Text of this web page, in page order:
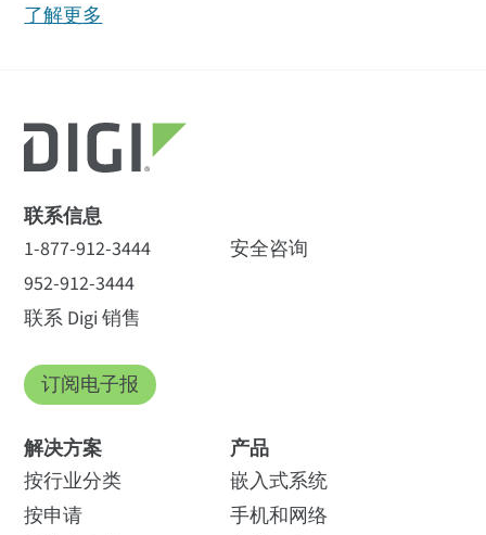
了解更多
全部 (28) S2C 套件
发展委员会
(3)
S2C 套件
Digi XBee Zigbee 网状套件
XKB2-Z7T-WZM
如何购买
性能
收发器芯片组
Silicon Labs EM357 SoC
Silicon Labs EM357 SoC
(1) 技术简介
40,000Digi XBee 互联
能源
能源行业解决方案供应商，
为巴西、拉丁美洲和加勒比
地区的 200 多家客户提供服
联系信息
1-877-912-3444
952-912-3444
联系 Digi 销售
安全咨询
订阅电子报
解决方案
按行业分类
按申请
产品
嵌入式系统
手机和网络